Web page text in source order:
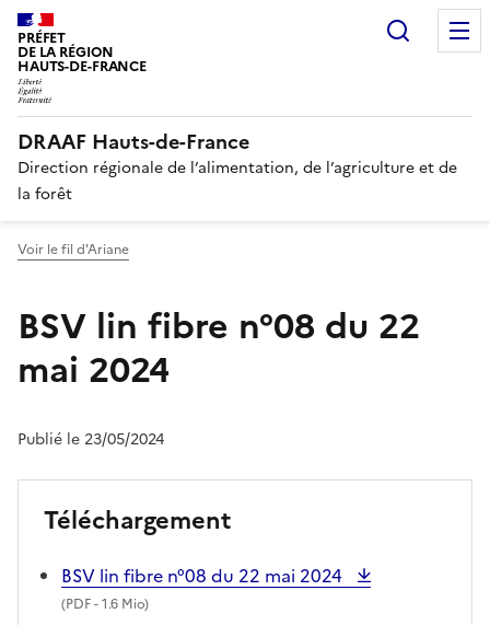
PRÉFET
DE LA RÉGION
HAUTS-DE-FRANCE
DRAAF Hauts-de-France
Direction régionale de l’alimentation, de l’agriculture et de
la forêt
Voir le fil d'Ariane
BSV lin fibre n°08 du 22
mai 2024
Publié le 23/05/2024
Téléchargement
BSV lin fibre n°08 du 22 mai 2024
(PDF- 1.6 Mio)